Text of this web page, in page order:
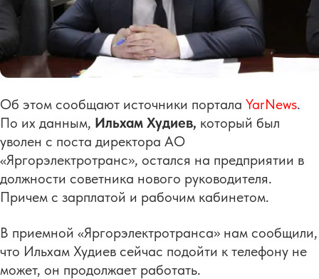
Об этом сообщают источники портала YarNews.
По их данным, Ильхам Худиев, который был
уволен с поста директора АО
«Яргорэлектротранс», остался на предприятии в
должности советника нового руководителя.
Причем с зарплатой и рабочим кабинетом.
В приемной «Яргорэлектротранса» нам сообщили,
что Ильхам Худиев сейчас подойти к телефону не
может, он продолжает работать.